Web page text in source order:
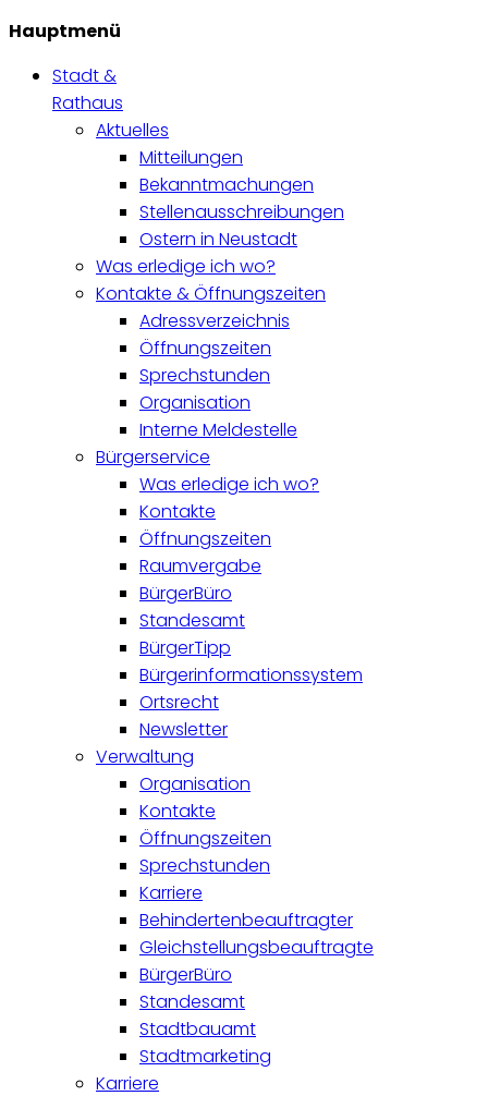
Hauptmenü
Stadt &
Rathaus
Aktuelles
Mitteilungen
Bekanntmachungen
Stellenausschreibungen
Ostern in Neustadt
Was erledige ich wo?
Kontakte & Öffnungszeiten
Adressverzeichnis
Öffnungszeiten
Sprechstunden
Organisation
Interne Meldestelle
Bürgerservice
Was erledige ich wo?
Kontakte
Öffnungszeiten
Raumvergabe
BürgerBüro
Standesamt
BürgerTipp
Bürgerinformationssystem
Ortsrecht
Newsletter
Verwaltung
Organisation
Kontakte
Öffnungszeiten
Sprechstunden
Karriere
Behindertenbeauftragter
Gleichstellungsbeauftragte
BürgerBüro
Standesamt
Stadtbauamt
Stadtmarketing
Karriere